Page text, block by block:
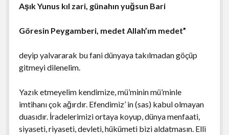
Aşık Yunus kıl zari, günahın yuğsun Bari
Göresin Peygamberi, medet Allah’ım medet”
deyip yalvararak bu fani dünyaya takılmadan göçüp
gitmeyi dilenelim.
Yazık etmeyelim kendimize, mü’minin mü’minle
imtihanı çok ağırdır. Efendimiz’ in (sas) kabul olmayan
duasıdır. İradelerimizi ortaya koyup, dünya menfaati,
siyaseti, riyaseti, devleti, hükümeti bizi aldatmasın. Elli